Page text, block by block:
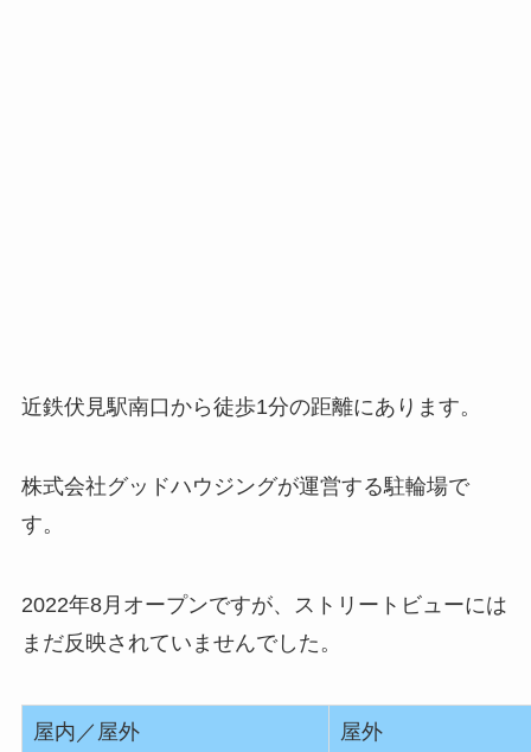
近鉄伏見駅南口から徒歩1分の距離にあります。
株式会社グッドハウジングが運営する駐輪場で
す。
2022年8月オープンですが、ストリートビューには
まだ反映されていませんでした。
屋内／屋外 屋外